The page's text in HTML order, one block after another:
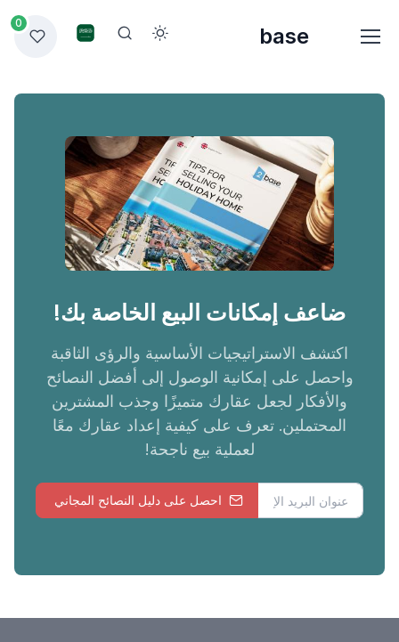
base
0
ضاعف إمكانات البيع الخاصة بك!
اكتشف الاستراتيجيات الأساسية والرؤى الثاقبة
واحصل على إمكانية الوصول إلى أفضل النصائح
والأفكار لجعل عقارك متميزًا وجذب المشترين
المحتملين. تعرف على كيفية إعداد عقارك معًا
لعملية بيع ناجحة!
احصل على دليل النصائح المجاني